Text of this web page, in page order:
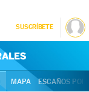
SUSCRÍBETE
MAPA ESCAÑOS